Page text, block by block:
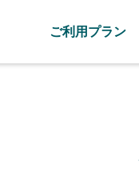
ご利用プラン